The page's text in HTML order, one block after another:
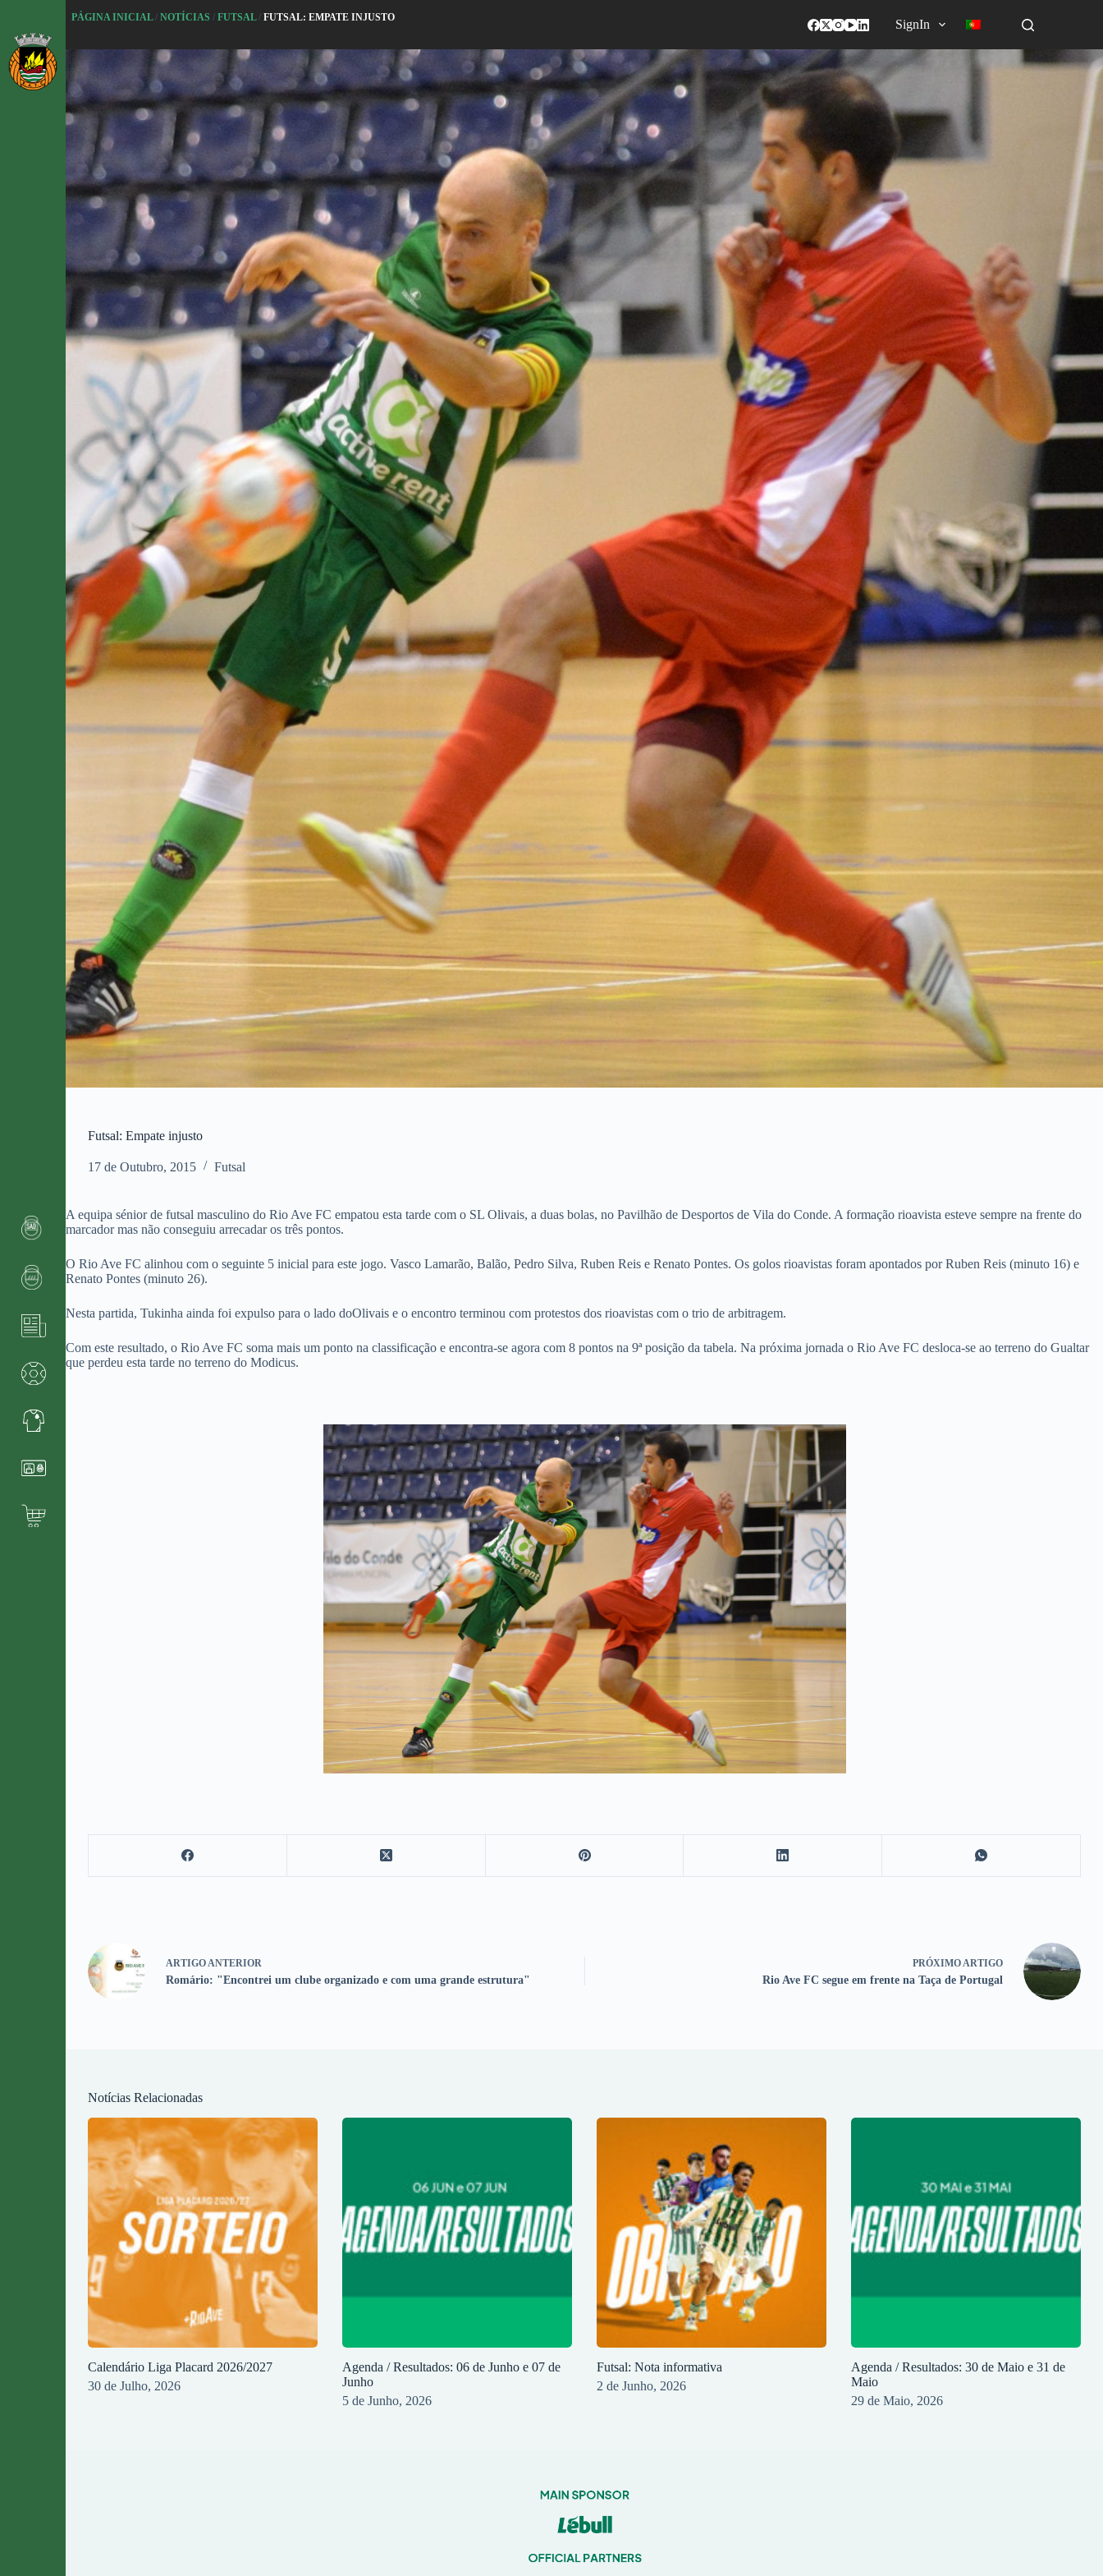
l
a
r
p
PÁGINA INICIAL/NOTÍCIAS /FUTSAL/FUTSAL: EMPATE INJUSTO
SignIn
Futsal: Empate injusto
17 de Outubro, 2015 Futsal
A equipa sénior de futsal masculino do Rio Ave FC empatou esta tarde com o SL Olivais, a duas bolas, no Pavilhão de Desportos de Vila do Conde. A formação rioavista esteve sempre na frente do
marcador mas não conseguiu arrecadar os três pontos.
O Rio Ave FC alinhou com o seguinte 5 inicial para este jogo. Vasco Lamarão, Balão, Pedro Silva, Ruben Reis e Renato Pontes. Os golos rioavistas foram apontados por Ruben Reis (minuto 16) e
Renato Pontes (minuto 26).
Nesta partida, Tukinha ainda foi expulso para o lado doOlivais e o encontro terminou com protestos dos rioavistas com o trio de arbitragem.
Com este resultado, o Rio Ave FC soma mais um ponto na classificação e encontra-se agora com 8 pontos na 9ª posição da tabela. Na próxima jornada o Rio Ave FC desloca-se ao terreno do Gualtar
que perdeu esta tarde no terreno do Modicus.
ARTIGOANTERIOR
Romário: "Encontrei um clube organizado e com uma grande estrutura"
PRÓXIMOARTIGO
Rio Ave FC segue em frente na Taça de Portugal
Notícias Relacionadas
Calendário Liga Placard 2026/2027
30 de Julho, 2026
Agenda / Resultados: 06 de Junho e 07 de
Junho
5 de Junho, 2026
Futsal: Nota informativa
2 de Junho, 2026
Agenda / Resultados: 30 de Maio e 31 de
Maio
29 de Maio, 2026